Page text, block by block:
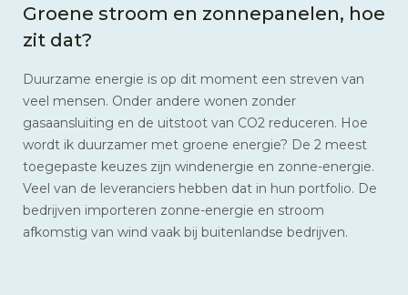
Groene stroom en zonnepanelen, hoe
zit dat?
Duurzame energie is op dit moment een streven van
veel mensen. Onder andere wonen zonder
gasaansluiting en de uitstoot van CO2 reduceren. Hoe
wordt ik duurzamer met groene energie? De 2 meest
toegepaste keuzes zijn windenergie en zonne-energie.
Veel van de leveranciers hebben dat in hun portfolio. De
bedrijven importeren zonne-energie en stroom
afkomstig van wind vaak bij buitenlandse bedrijven.